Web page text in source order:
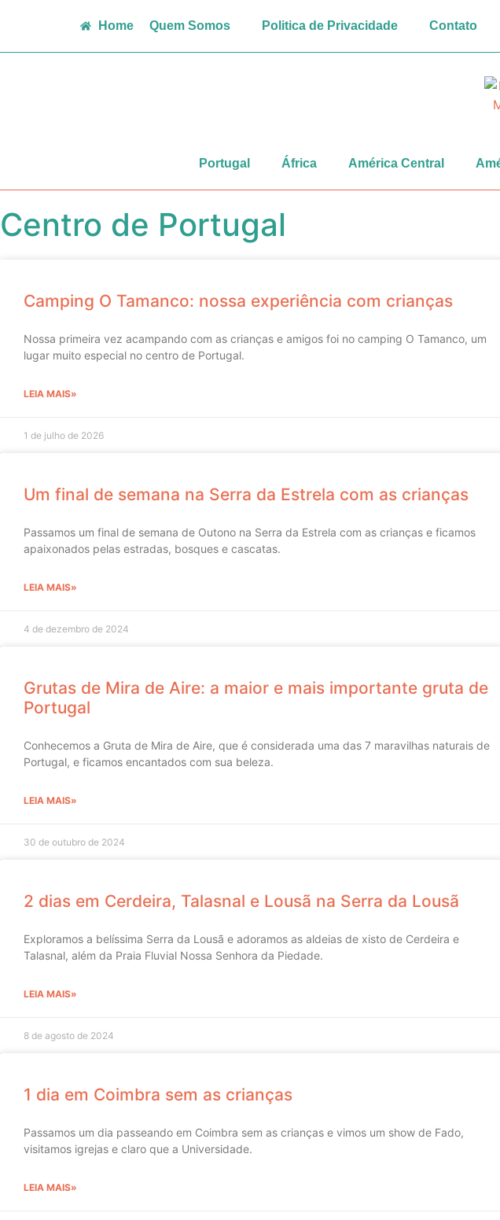
Home Quem Somos Politica de Privacidade Contato
Portugal África América Central
Centro de Portugal
Camping O Tamanco: nossa experiência com crianças
Nossa primeira vez acampando com as crianças e amigos foi no camping O Tamanco, um
lugar muito especial no centro de Portugal.
LEIA MAIS»
1 de julho de 2026
Um final de semana na Serra da Estrela com as crianças
Passamos um final de semana de Outono na Serra da Estrela com as crianças e ficamos
apaixonados pelas estradas, bosques e cascatas.
LEIA MAIS»
4 de dezembro de 2024
Grutas de Mira de Aire: a maior e mais importante gruta de
Portugal
Conhecemos a Gruta de Mira de Aire, que é considerada uma das 7 maravilhas naturais de
Portugal, e ficamos encantados com sua beleza.
LEIA MAIS»
30 de outubro de 2024
2 dias em Cerdeira, Talasnal e Lousã na Serra da Lousã
Exploramos a belíssima Serra da Lousã e adoramos as aldeias de xisto de Cerdeira e
Talasnal, além da Praia Fluvial Nossa Senhora da Piedade.
LEIA MAIS»
8 de agosto de 2024
1 dia em Coimbra sem as crianças
Passamos um dia passeando em Coimbra sem as crianças e vimos um show de Fado,
visitamos igrejas e claro que a Universidade.
LEIA MAIS»